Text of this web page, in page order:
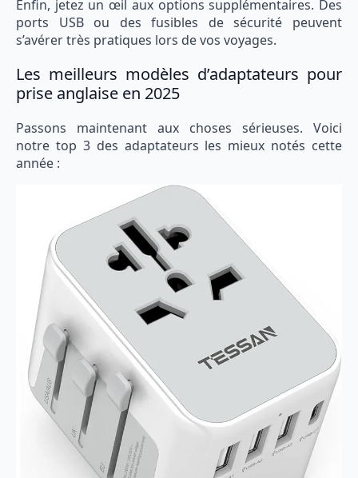
Enfin, jetez un œil aux options supplémentaires. Des
ports USB ou des fusibles de sécurité peuvent
s’avérer très pratiques lors de vos voyages.
Les meilleurs modèles d’adaptateurs pour
prise anglaise en 2025
Passons maintenant aux choses sérieuses. Voici
notre top 3 des adaptateurs les mieux notés cette
année :